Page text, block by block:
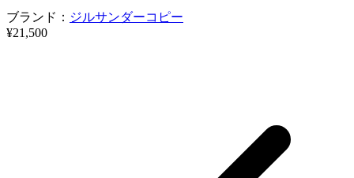
ブランド： ジルサンダーコピー
¥21,500